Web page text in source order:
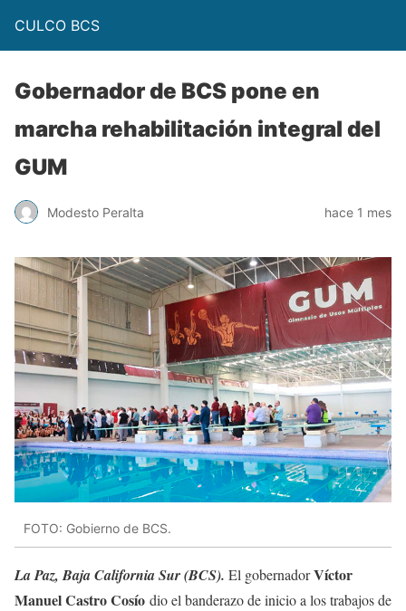
CULCO BCS
Gobernador de BCS pone en
marcha rehabilitación integral del
GUM
Modesto Peralta hace 1 mes
FOTO: Gobierno de BCS.
La Paz, Baja California Sur (BCS). El gobernadorVíctor
Manuel Castro Cosío dio el banderazo de inicio a los trabajos de